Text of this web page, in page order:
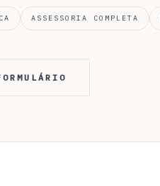
ASSESSORIA COMPLETA